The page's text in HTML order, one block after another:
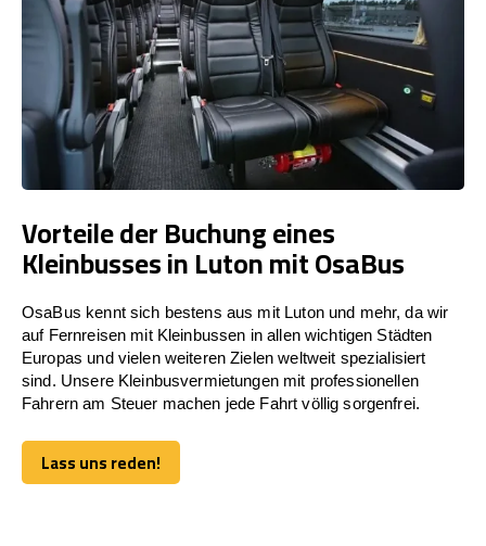
Vorteile der Buchung eines
Kleinbusses in Luton mit OsaBus
OsaBus kennt sich bestens aus mit Luton und mehr, da wir
auf Fernreisen mit Kleinbussen in allen wichtigen Städten
Europas und vielen weiteren Zielen weltweit spezialisiert
sind. Unsere Kleinbusvermietungen mit professionellen
Fahrern am Steuer machen jede Fahrt völlig sorgenfrei.
Lass uns reden!
Lass uns reden!